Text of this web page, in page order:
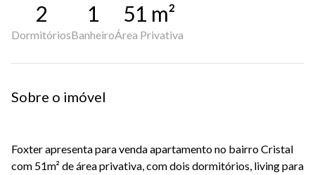
2
Dormitórios
1
Banheiro
51 m²
Área Privativa
Sobre o imóvel
Foxter apresenta para venda apartamento no bairro Cristal
com 51m² de área privativa, com dois dormitórios, living para